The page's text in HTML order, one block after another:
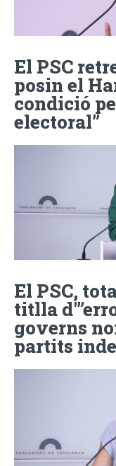
El PSC
posin el
condició
electoral”
El PSC,
titlla
governs
partits